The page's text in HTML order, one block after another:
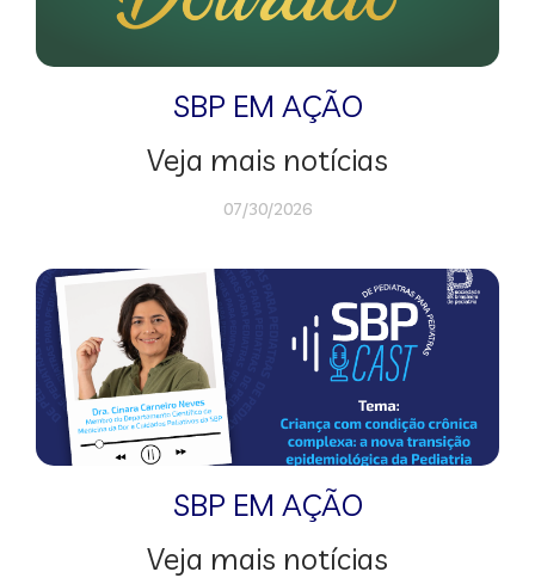
SBP EM AÇÃO
Veja mais notícias
07/30/2026
SBP EM AÇÃO
Veja mais notícias